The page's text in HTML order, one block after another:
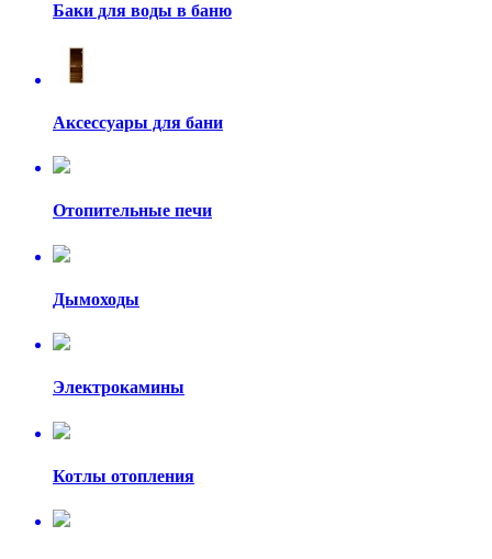
Баки для воды в баню
Аксессуары для бани
Отопительные печи
Дымоходы
Электрокамины
Котлы отопления